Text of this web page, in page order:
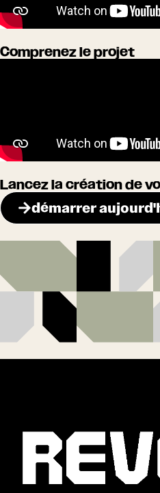
Comprenez le projet
Lancez la création de
démarrer